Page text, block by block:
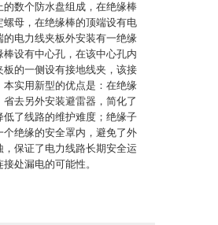
数个防水盘组成，在绝缘棒
母，在绝缘棒的顶端设有电
电力线夹板外安装有一绝缘
设有中心孔，在该中心孔内
的一侧设有接地线夹，该接
实用新型的优点是：在绝缘
去另外安装避雷器，简化了
了线路的维护难度；绝缘子
绝缘的安全罩内，避免了外
保证了电力线路长期安全运
处漏电的可能性。